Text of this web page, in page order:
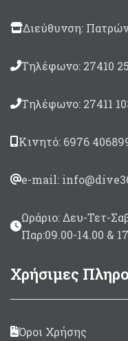
Διεύθυνση: Πατρών
Τηλέφωνο: 27410
Τηλέφωνο: 27411
Κινητό: 6976
e-mail:
Ωράριο: Δευ-Τετ-
Παρ:09.00-14.00 &
Χρήσιμες
Όροι Χρήσης